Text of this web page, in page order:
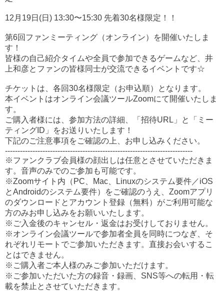
12月19日(日) 13:30〜15:30 先着30名様限定！！
第6回ファンミーティング（オンライン）を開催いたしま
す！
皆様の自己紹介タイムや全員で参加できるゲームなど、井
上和彦とファンの皆様同士が交流できるイベントです☆
チケットは、各回30名様限定（お申込順）となります。
本イベントはオンライン会議ツールZoomにて開催いたしま
す。
ご購入者様には、参加方法の詳細、「招待URL」と「ミー
ティングID」をお送りいたします！
下記のご注意事項をご確認の上、お申し込みください。
---------------------------------------------------------------------------
※ファンクラブ会員様の顔出しは任意とさせていただきま
す。音声のみでのご参加も可能です。
※Zoomサイト内（PC、Mac、Linuxのシステム要件／iOS
とAndroidのシステム要件）をご確認のうえ、Zoomアプリ
のダウンロードとアカウント登録（無料）がご利用可能な
方のみお申し込みをお願いいたします。
※ご入金後のキャンセル・返金はお受けしておりません。
※オンライン会議ツールで参加者全員を同時につなぎ、そ
れぞれリモートでご参加いただきます。直接お会いするこ
とはできません。
※ご購入者ご本人様のみご参加いただけます。
※ご参加いただいた方の録音・録画、SNS等への転用・転
載を禁止とさせていただきます。